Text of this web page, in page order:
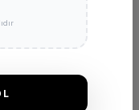
ve deneyimleri.